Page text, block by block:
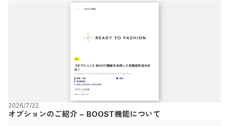
2026/7/22
オプションのご紹介 – BOOST機能について